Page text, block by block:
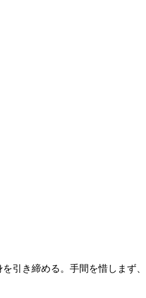
引き締める。手間を惜しまず、